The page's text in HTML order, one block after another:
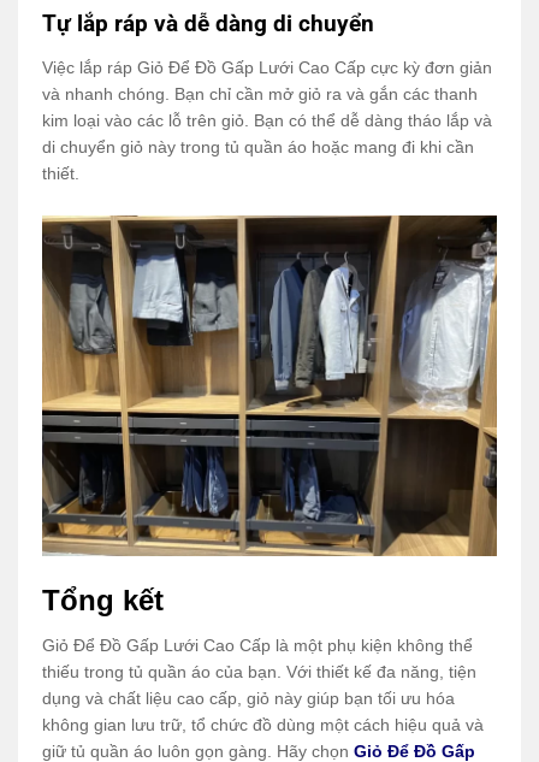
Tự lắp ráp và dễ dàng di chuyển
Việc lắp ráp Giỏ Để Đồ Gấp Lưới Cao Cấp cực kỳ đơn giản
và nhanh chóng. Bạn chỉ cần mở giỏ ra và gắn các thanh
kim loại vào các lỗ trên giỏ. Bạn có thể dễ dàng tháo lắp và
di chuyển giỏ này trong tủ quần áo hoặc mang đi khi cần
thiết.
Tổng kết
Giỏ Để Đồ Gấp Lưới Cao Cấp là một phụ kiện không thể
thiếu trong tủ quần áo của bạn. Với thiết kế đa năng, tiện
dụng và chất liệu cao cấp, giỏ này giúp bạn tối ưu hóa
không gian lưu trữ, tổ chức đồ dùng một cách hiệu quả và
giữ tủ quần áo luôn gọn gàng. Hãy chọn Giỏ Để Đồ Gấp